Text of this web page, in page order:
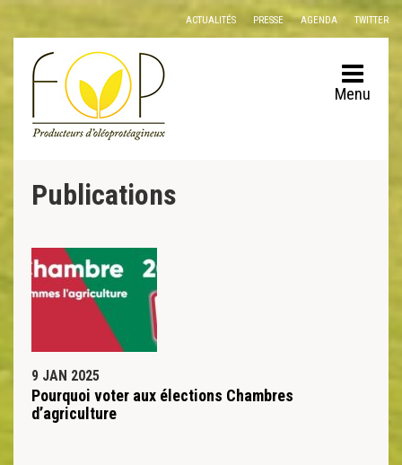
Panneau de gestion des cookies
ACTUALITÉS PRESSE AGENDA TWITTER
Menu
Publications
9 JAN 2025
Pourquoi voter aux élections Chambres
d’agriculture